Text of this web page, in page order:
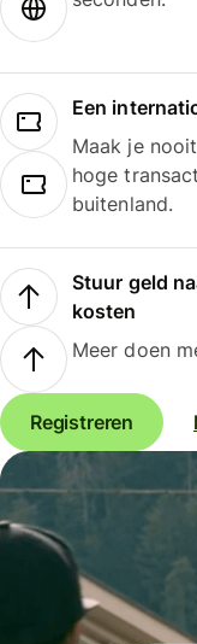
Een
Maak je
hoge
buitenland.
Stuur geld
kosten
Meer doen
Registreren